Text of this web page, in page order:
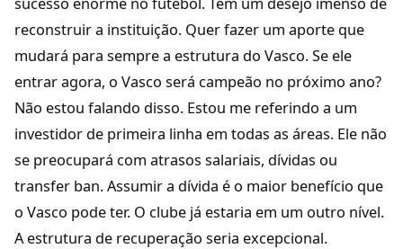
reconstruir a instituição. Quer fazer um aporte que
mudará para sempre a estrutura do Vasco. Se ele
entrar agora, o Vasco será campeão no próximo ano?
Não estou falando disso. Estou me referindo a um
investidor de primeira linha em todas as áreas. Ele não
se preocupará com atrasos salariais, dívidas ou
transfer ban. Assumir a dívida é o maior benefício que
o Vasco pode ter. O clube já estaria em um outro nível.
A estrutura de recuperação seria excepcional.